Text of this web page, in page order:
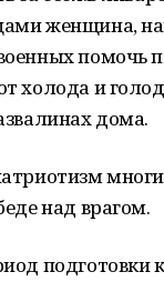
женщина,
помочь
холода и
дома.
над врагом.
подготовки к